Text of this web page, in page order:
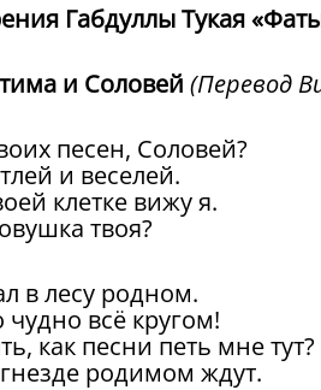
Габдуллы Тукая
и Соловей (Перевод
песен, Соловей?
и веселей.
клетке вижу я.
твоя?
в лесу родном.
всё кругом!
как песни петь мне тут?
родимом ждут.